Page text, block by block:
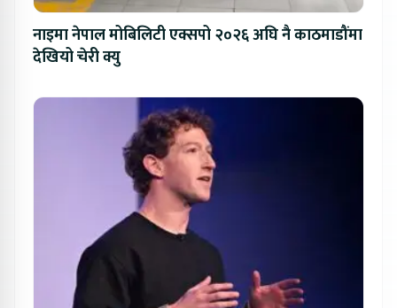
नाइमा नेपाल मोबिलिटी एक्सपो २०२६ अघि नै काठमाडौंमा
देखियो चेरी क्यु